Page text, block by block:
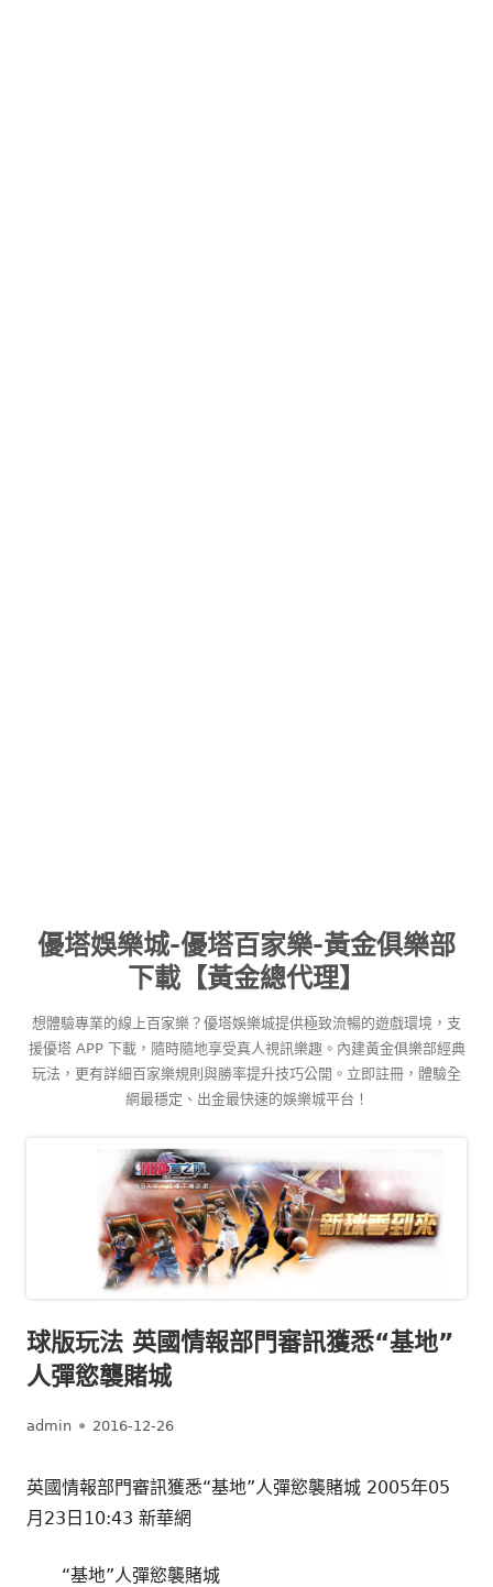
優塔娛樂城-優塔百家樂-黃金俱樂部
下載【黃金總代理】
想體驗專業的線上百家樂？優塔娛樂城提供極致流暢的遊戲環境，支
援優塔 APP 下載，隨時隨地享受真人視訊樂趣。內建黃金俱樂部經典
玩法，更有詳細百家樂規則與勝率提升技巧公開。立即註冊，體驗全
網最穩定、出金最快速的娛樂城平台！
球版玩法 英國情報部門審訊獲悉“基地”
人彈慾襲賭城
Author
admin Published
2016-12-26
英國情報部門審訊獲悉“基地”人彈慾襲賭城 2005年05
月23日10:43 新華網
“基地”人彈慾襲賭城